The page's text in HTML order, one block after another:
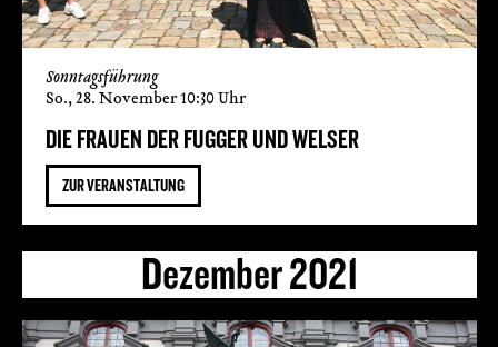
Sonntagsführung
DIE FRAUEN DER FUGGER UND WELSER
So., 28. November 10:30 Uhr
ZUR VERANSTALTUNG
Dezember 2021